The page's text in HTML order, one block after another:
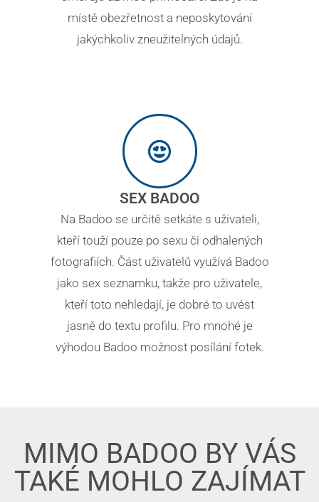
místě obezřetnost a neposkytování
jakýchkoliv zneužitelných údajů.
SEX BADOO
Na Badoo se určitě setkáte s uživateli,
kteří touží pouze po sexu či odhalených
fotografiích. Část uživatelů využívá Badoo
jako sex seznamku, takže pro uživatele,
kteří toto nehledají, je dobré to uvést
jasně do textu profilu. Pro mnohé je
výhodou Badoo možnost posílání fotek.
MIMO BADOO BY VÁS
TAKÉ MOHLO ZAJÍMAT